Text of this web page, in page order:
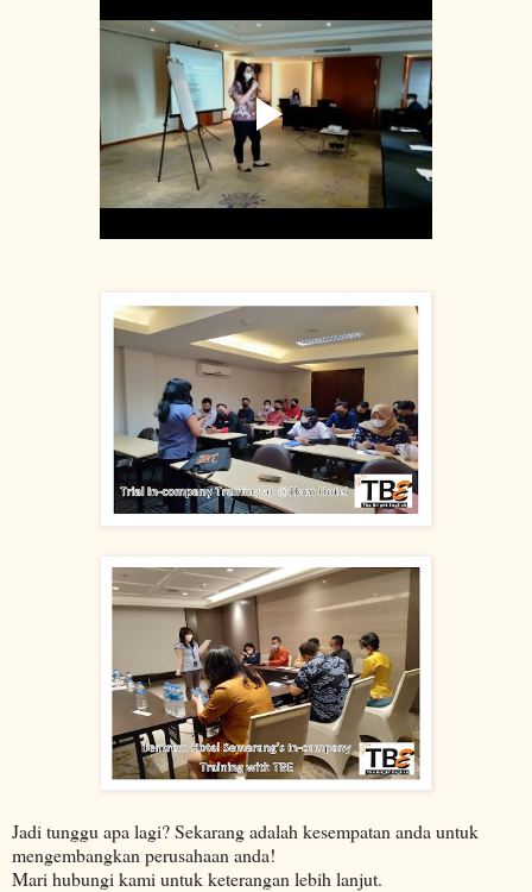
Jadi tunggu apa lagi? Sekarang adalah kesempatan anda untuk
mengembangkan perusahaan anda!
Mari hubungi kami untuk keterangan lebih lanjut.